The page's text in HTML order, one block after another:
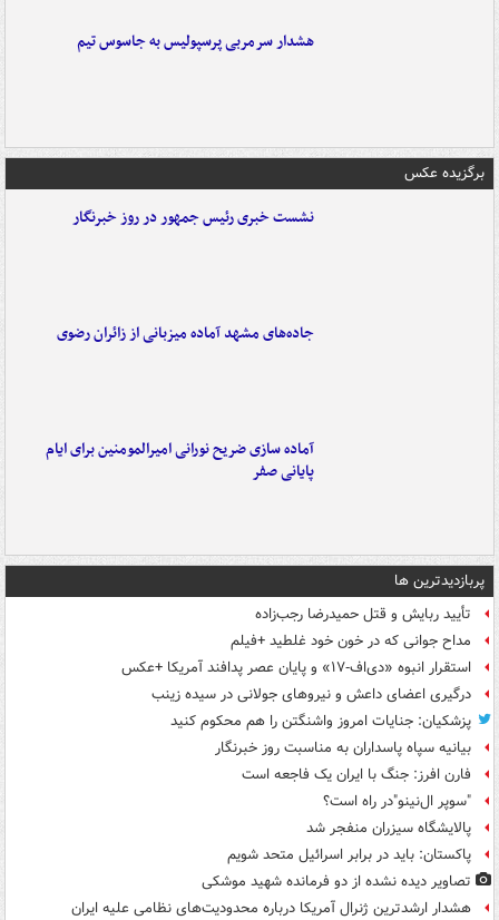
هشدار سرمربی پرسپولیس به جاسوس تیم
برگزیده عکس
نشست خبری رئیس جمهور در روز خبرنگار
جاده‌های مشهد آماده میزبانی از زائران رضوی
آماده سازی ضریح نورانی امیرالمومنین برای ایام
پایانی صفر
پربازدیدترین ها
تأیید ربایش و قتل حمیدرضا رجب‌زاده
مداح جوانی که در خون خود غلطید +فیلم
استقرار انبوه «دی‌اف‑۱۷» و پایان عصر پدافند آمریکا +عکس
درگیری اعضای داعش و نیروهای جولانی در سیده زینب
پزشکیان: جنایات امروز واشنگتن را هم محکوم کنید
بیانیه سپاه پاسداران به مناسبت روز خبرنگار
فارن افرز: جنگ با ایران یک فاجعه است
"سوپر ال‌نینو"در راه است؟
پالایشگاه سیزران منفجر شد
پاکستان: باید در برابر اسرائیل متحد شویم
تصاویر دیده‌ نشده از دو فرمانده شهید موشکی
هشدار ارشدترین ژنرال آمریکا درباره محدودیت‌های نظامی علیه ایران